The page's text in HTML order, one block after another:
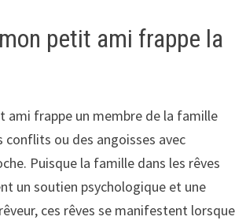
petit ami frappe la
ami frappe un membre de la famille
ou des angoisses avec
Puisque la famille dans les rêves
un soutien psychologique et une
ces rêves se manifestent lorsque